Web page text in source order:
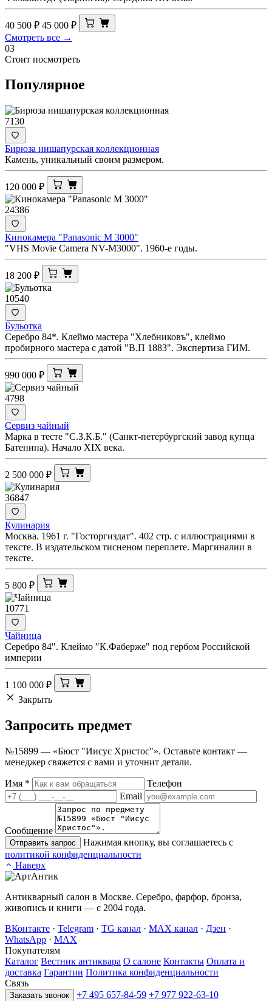
40 500 ₽ 45 000 ₽
Смотреть все →
03
Стоит посмотреть
Популярное
7130
Бирюза нишапурская коллекционная
Камень, уникальный своим размером.
120 000 ₽
24386
Кинокамера "Panasonic M 3000"
"VHS Movie Camera NV-M3000". 1960-е годы.
18 200 ₽
10540
Бульотка
Серебро 84*. Клеймо мастера "Хлебниковъ", клеймо
пробирного мастера с датой "В.П 1883". Экспертиза ГИМ.
990 000 ₽
4798
Сервиз чайный
Марка в тесте "С.З.К.Б." (Санкт-петербургский завод купца
Батенина). Начало XIX века.
2 500 000 ₽
36847
Кулинария
Москва. 1961 г. "Госторгиздат". 402 стр. с иллюстрациями в
тексте. В издательском тисненом переплете. Маргиналии в
тексте.
5 800 ₽
10771
Чайница
Серебро 84". Клеймо "К.Фаберже" под гербом Российской
империи
1 100 000 ₽
Закрыть
Запросить предмет
№15899 — «Бюст "Иисус Христос"». Оставьте контакт —
менеджер свяжется с вами и уточнит детали.
Имя *
Телефон
Email
Сообщение
Отправить запрос
Нажимая кнопку, вы соглашаетесь с
политикой конфиденциальности
Наверх
Антикварный салон в Москве. Серебро, фарфор, бронза,
живопись и книги — с 2004 года.
ВКонтакте · Telegram · TG канал · MAX канал · Дзен ·
WhatsApp · MAX
Покупателям
Каталог Вестник антиквара О салоне Контакты Оплата и
доставка Гарантии Политика конфиденциальности
Связь
Заказать звонок +7 495 657-84-59 +7 977 922-63-10